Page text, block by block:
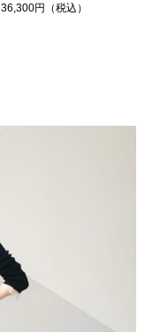
36,300円（税込）